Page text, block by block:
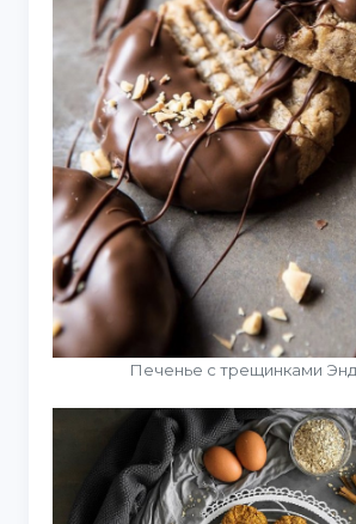
Печенье с трещинками